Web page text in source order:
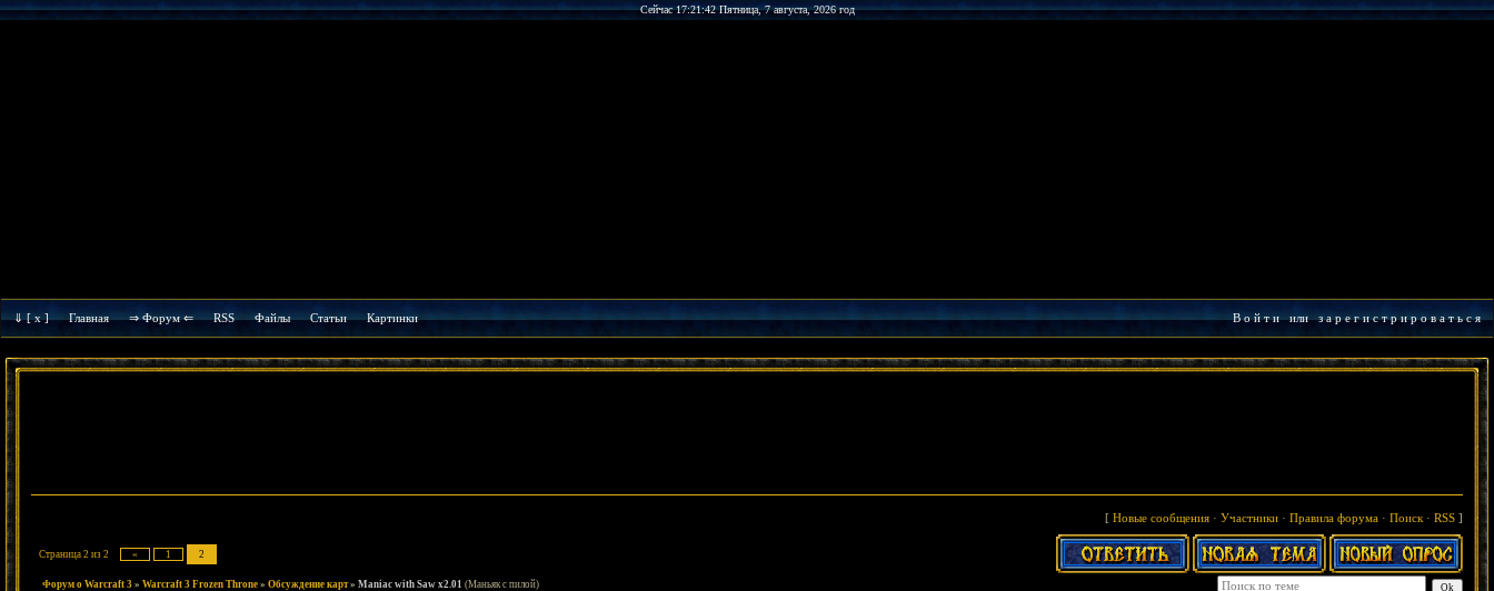
Сейчас 17:21:42 Пятница, 7 августа, 2026 год
⇓ [ x ] Главная ⇒ Форум ⇐ RSS Файлы Cтатьи Картинки В о й т иилиз а р е г и с т р и р о в а т ь с я
[ Новые сообщения · Участники · Правила форума · Поиск · RSS ]
Страница 2 из 2 « 1 2
Форум о Warcraft 3 » Warcraft 3 Frozen Throne » Обсуждение карт » Maniac with Saw x2.01 (Маньяк с пилой)